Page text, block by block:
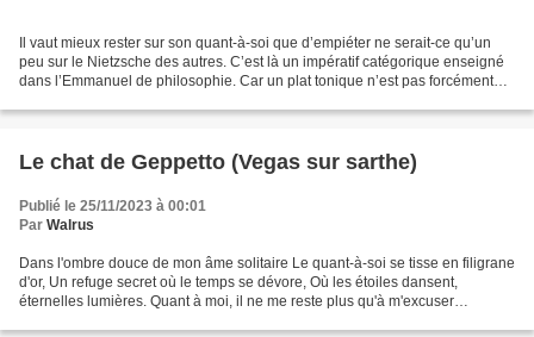
Il vaut mieux rester sur son quant-à-soi que d’empiéter ne serait-ce qu’un
peu sur le Nietzsche des autres. C’est là un impératif catégorique enseigné
dans l’Emmanuel de philosophie. Car un plat tonique n’est pas forcément
Le chat de Geppetto (Vegas sur sarthe)
Publié le 25/11/2023 à 00:01
Par Walrus
Dans l'ombre douce de mon âme solitaire Le quant-à-soi se tisse en filigrane
d'or, Un refuge secret où le temps se dévore, Où les étoiles dansent,
éternelles lumières. Quant à moi, il ne me reste plus qu'à m'excuser